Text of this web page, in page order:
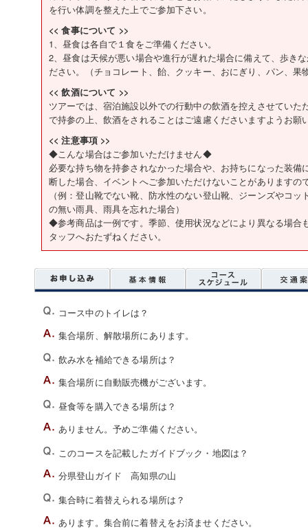
を行い体調を整えた上でご参加下さい。
<< 食事について >>
1、昼食は各自で１食をご準備ください。
2、昼食は天候が悪い場合や進行が遅れた場合に備えて、歩き
ださい。（チョコレート、飴、クッキー、おにぎり、パン、果
<< 飲酒について >>
ツアーでは、宿泊施設以外での行動中の飲酒を控えさせてい
で持参の上、飲酒をされることはご遠慮くださいますようお願
<< 注意事項 >>
◆こんな場合はご参加いただけません◆
必要な持ち物を持参されなかった場合や、お持ちになった装
断した場合、イベントへご参加いただけないことがありますの
（例：登山靴でない靴、防水性のない登山靴、ジーンズやコ
の無い雨具、雨具を忘れた場合）
◆参考商品は一例です。季節、使用状況などにより異なる場合
タッフへおたずねください。
コース中のトイレは？
集合場所、解散場所にあります。
飲み水を補給できる場所は？
集合場所に自動販売機がございます。
昼食等を購入できる場所は？
ありません。予めご準備ください。
このコースを記載したガイドブック・地図は？
分県登山ガイド 高知県の山
集合時に着替えられる場所は？
あります。集合前に着替えをお済ませください。